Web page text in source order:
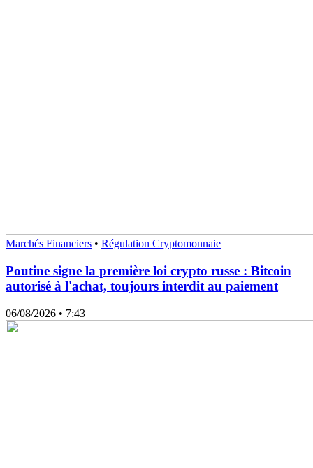
Marchés Financiers • Régulation Cryptomonnaie
Poutine signe la première loi crypto russe : Bitcoin
autorisé à l'achat, toujours interdit au paiement
06/08/2026 • 7:43